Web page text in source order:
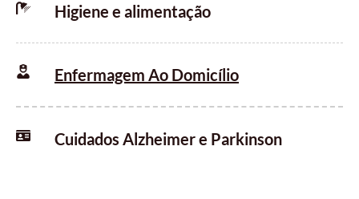
Higiene e alimentação
Enfermagem Ao Domicílio
Cuidados Alzheimer e Parkinson